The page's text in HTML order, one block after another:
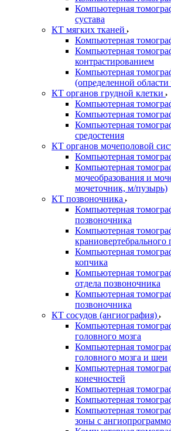
Компьютерная
сустава
КТ мягких тканей
Компьютерная
Компьютерная
контрастированием
Компьютерная
(определенной области
КТ органов грудной клетки
Компьютерная
Компьютерная
Компьютерная
средостения
КТ органов мочеполовой
Компьютерная
Компьютерная
мочеобразования и
мочеточник, м/пузырь)
КТ позвоночника
Компьютерная
позвоночника
Компьютерная
краниовертебрального
Компьютерная
копчика
Компьютерная
отдела позвоночника
Компьютерная
позвоночника
КТ сосудов (ангиография)
Компьютерная
головного мозга
Компьютерная
головного мозга и шеи
Компьютерная
конечностей
Компьютерная
Компьютерная
Компьютерная
зоны с